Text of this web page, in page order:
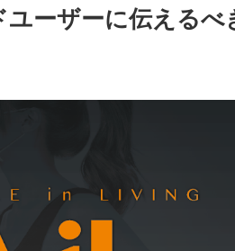
ーザーに伝えるべ